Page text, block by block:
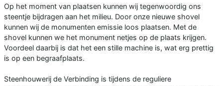
Op het moment van plaatsen kunnen wij tegenwoordig ons
steentje bijdragen aan het milieu. Door onze nieuwe shovel
kunnen wij de monumenten emissie loos plaatsen. Met de
shovel kunnen we het monument netjes op de plaats krijgen.
Voordeel daarbij is dat het een stille machine is, wat erg prettig
is op een begraafplaats.
Steenhouwerij de Verbinding is tijdens de reguliere